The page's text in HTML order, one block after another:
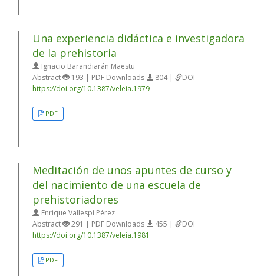
Una experiencia didáctica e investigadora
de la prehistoria
Ignacio Barandiarán Maestu
Abstract
193 | PDF Downloads 804 |
DOI
https://doi.org/10.1387/veleia.1979
PDF
Meditación de unos apuntes de curso y
del nacimiento de una escuela de
prehistoriadores
Enrique Vallespí Pérez
Abstract
291 | PDF Downloads 455 |
DOI
https://doi.org/10.1387/veleia.1981
PDF